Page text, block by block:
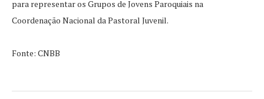
para representar os Grupos de Jovens Paroquiais na
Coordenação Nacional da Pastoral Juvenil.
Fonte: CNBB